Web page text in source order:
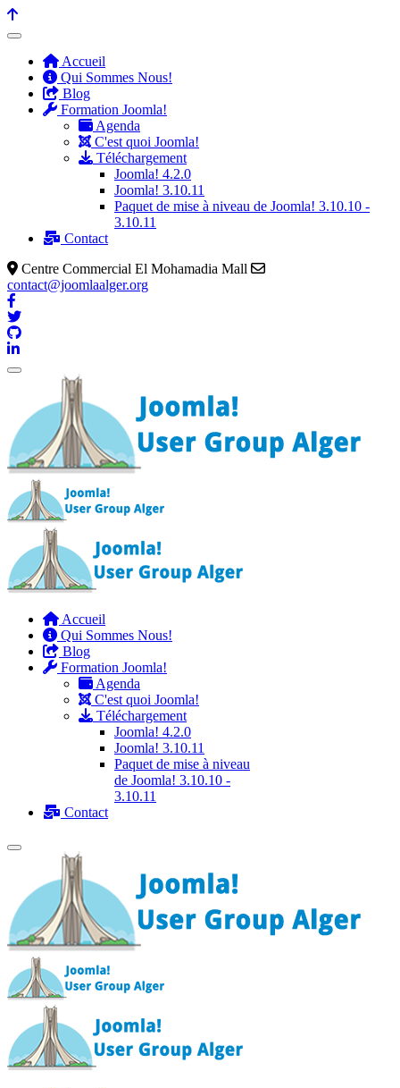
Accueil
Qui Sommes Nous!
Blog
Formation Joomla!
Agenda
C'est quoi Joomla!
Téléchargement
Joomla! 4.2.0
Joomla! 3.10.11
Paquet de mise à niveau de Joomla! 3.10.10 -
3.10.11
Contact
Centre Commercial El Mohamadia Mall
contact@joomlaalger.org
Accueil
Qui Sommes Nous!
Blog
Formation Joomla!
Agenda
C'est quoi Joomla!
Téléchargement
Joomla! 4.2.0
Joomla! 3.10.11
Paquet de mise à niveau
de Joomla! 3.10.10 -
3.10.11
Contact